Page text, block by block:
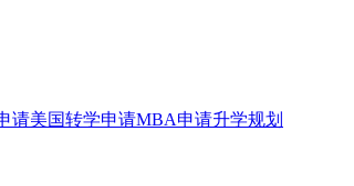
请美国转学申请MBA申请升学规划